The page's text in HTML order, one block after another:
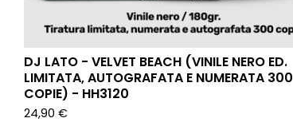
DJ LATO - VELVET BEACH (VINILE NERO ED.
LIMITATA, AUTOGRAFATA E NUMERATA 300
COPIE) - HH3120
24,90 €